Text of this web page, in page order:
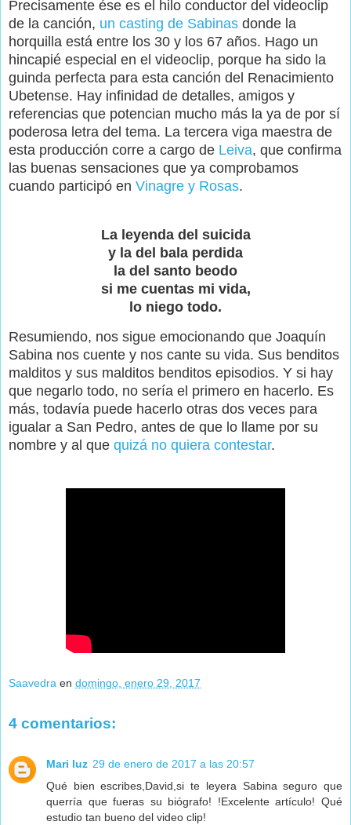
Precisamente ése es el hilo conductor del videoclip
de la canción, un casting de Sabinas donde la
horquilla está entre los 30 y los 67 años. Hago un
hincapié especial en el videoclip, porque ha sido la
guinda perfecta para esta canción del Renacimiento
Ubetense. Hay infinidad de detalles, amigos y
referencias que potencian mucho más la ya de por sí
poderosa letra del tema. La tercera viga maestra de
esta producción corre a cargo de Leiva, que confirma
las buenas sensaciones que ya comprobamos
cuando participó en Vinagre y Rosas.
La leyenda del suicida
y la del bala perdida
la del santo beodo
si me cuentas mi vida,
lo niego todo.
Resumiendo, nos sigue emocionando que Joaquín
Sabina nos cuente y nos cante su vida. Sus benditos
malditos y sus malditos benditos episodios. Y si hay
que negarlo todo, no sería el primero en hacerlo. Es
más, todavía puede hacerlo otras dos veces para
igualar a San Pedro, antes de que lo llame por su
nombre y al que quizá no quiera contestar.
Saavedra en domingo, enero 29, 2017
4 comentarios:
Mari luz 29 de enero de 2017 a las 20:57
Qué bien escribes,David,si te leyera Sabina seguro que
querría que fueras su biógrafo! !Excelente artículo! Qué
estudio tan bueno del video clip!